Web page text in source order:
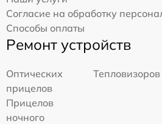
Согласие на обработку
Способы оплаты
Ремонт устройств
Оптических
прицелов
Тепловизоров
Прицелов
ночного